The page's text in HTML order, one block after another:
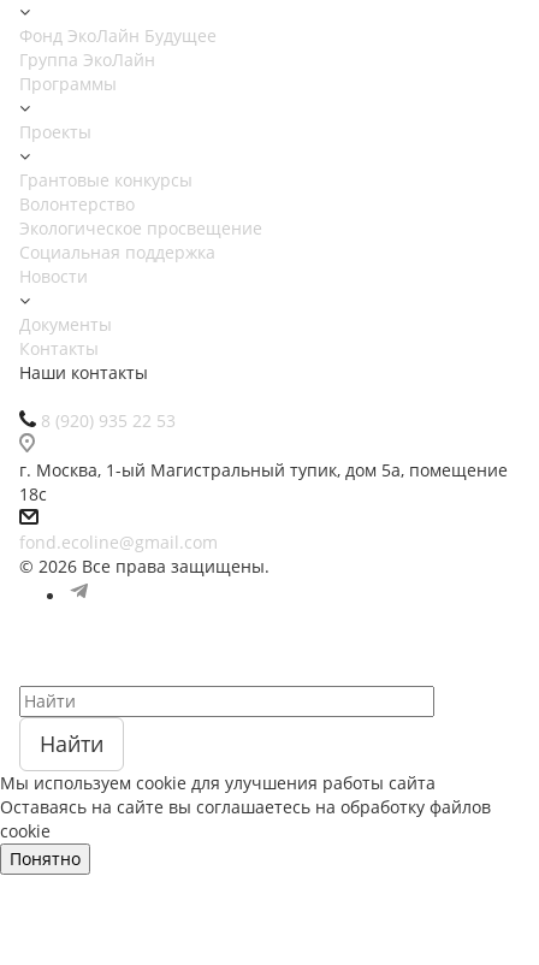
Фонд ЭкоЛайн Будущее
Группа ЭкоЛайн
Программы
Проекты
Грантовые конкурсы
Волонтерство
Экологическое просвещение
Социальная поддержка
Новости
Документы
Контакты
Наши контакты
8 (920) 935 22 53
г. Москва, 1-ый Магистральный тупик, дом 5а, помещение
18с
fond.ecoline@gmail.com
© 2026 Все права защищены.
Найти
Мы используем cookie для улучшения работы сайта
Оставаясь на сайте вы соглашаетесь на обработку файлов
cookie
Понятно